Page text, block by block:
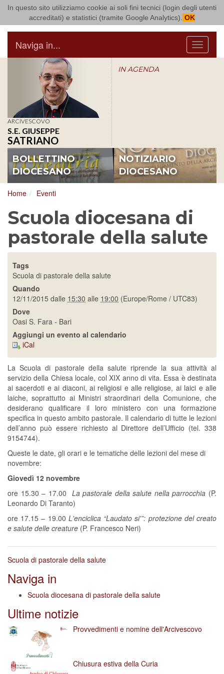
In questo sito utilizziamo cookie ai soli fini tecnici (login degli utenti
accreditati) e statistici (tramite Google Analytics). OK
Arcidiocesi di Bari Bitonto
Menu
Naviga in...
ARCIVESCOVO
S.E. GIUSEPPE
SATRIANO
IN AGENDA
BOLLETTINO
DIOCESANO
NOTIZIARIO
DIOCESANO
Home Eventi
Scuola diocesana di
pastorale della salute
Tags
Scuola di pastorale della salute
Quando
12/11/2015 dalle 15:30 alle 19:00 (Europe/Rome / UTC83)
Dove
Oasi S. Fara - Bari
Aggiungi un evento al calendario
iCal
La Scuola di pastorale della salute riprende la sua attività al
servizio della Chiesa locale, col XIX anno di vita. Essa è destinata
ai sacerdoti e ai diaconi, ai religiosi e alle religiose, ai laici e alle
laiche, soprattutto ai Ministri straordinari della Comunione, che
desiderano qualificare il loro ministero con una formazione
specifica in questo ambito pastorale. Il calendario di tutte le lezioni
dell’anno può essere richiesto al Direttore dell’Ufficio (tel. 338
9154744).
Queste le date, gli orari e le tematiche delle lezioni del mese di
novembre:
Giovedì 12 novembre
ore 15.30 – 17.00 Lapastorale della salute nella parrocchia (P.
Leonardo Di Taranto)
ore 17.15 – 19.00 L'enciclica “Laudato si'”: protezione del creato
e salute delle creature (P. Francesco Neri)
Scuola di pastorale della salute
Naviga in
Scuola diocesana di pastorale della salute
Ultime notizie
Provvedimenti e nomine dell'Arcivescovo
Chiusura estiva della Curia